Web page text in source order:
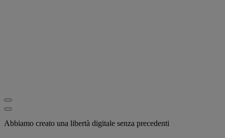
Abbiamo creato una libertà digitale senza precedenti